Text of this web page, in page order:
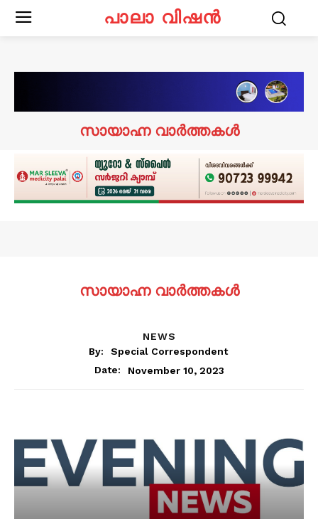
പാലാ വിഷൻ
സായാഹ്ന വാർത്തകൾ
സായാഹ്ന വാർത്തകൾ
NEWS
By:
Special Correspondent
Date:
November 10, 2023